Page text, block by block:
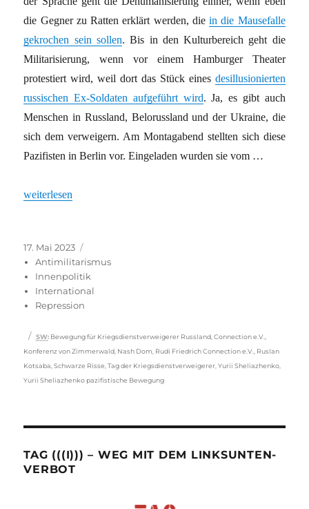
die Gegner zu Ratten erklärt werden, diein die Mausefalle
gekrochen sein sollen. Bis in den Kulturbereich geht die
Militarisierung, wenn vor einem Hamburger Theater
protestiert wird, weil dort das Stück eines desillusionierten
russischen Ex-Soldaten aufgeführt wird. Ja, es gibt auch
Menschen in Russland, Belorussland und der Ukraine, die
sich dem verweigern. Am Montagabend stellten sich diese
Pazifisten in Berlin vor. Eingeladen wurden sie vom …
„Nicht ihr Krieg: Stimmen aus Russland, der Ukraine und
weiterlesen
Veröffentlicht
am
17. Mai 2023
Antimilitarismus
Innenpolitik
International
Repression
Schlagwörter
SW: Bewegung für Kriegsdienstverweigerer Russland ,Connection e.V.
Konferenz von Zimmerwald Nash Dom Rudi Friedrich Connection e.V.
Ruslan
Kotsaba ,Schwarze Risse ,Tag der Kriegsdienstverweigerer ,Yurii Sheliazhenko
Yurii Sheliazhenko pazifistische Bewegung
TAG (((I))) – WEG MIT DEM LINKSUNTEN-
VERBOT